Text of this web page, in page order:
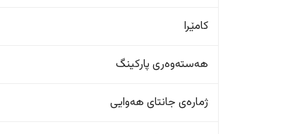
کامێرا
هەستەوەری پارکینگ
ژمارەی جانتای هەوایی